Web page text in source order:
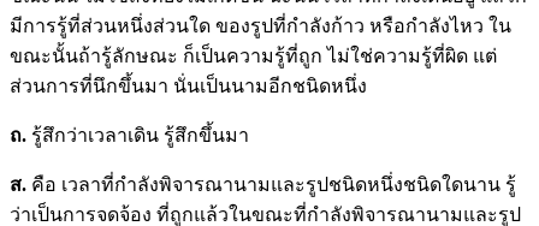
มีการรู้ที่ส่วนหนึ่งส่วนใด ของรูปที่กำลังก้าว หรือกำลังไหว ใน
ขณะนั้นถ้ารู้ลักษณะ ก็เป็นความรู้ที่ถูก ไม่ใช่ความรู้ที่ผิด แต่
ส่วนการที่นึกขึ้นมา นั่นเป็นนามอีกชนิดหนึ่ง
ถ. รู้สึกว่าเวลาเดิน รู้สึกขึ้นมา
ส. คือ เวลาที่กำลังพิจารณานามและรูปชนิดหนึ่งชนิดใดนาน รู้
ว่าเป็นการจดจ้อง ที่ถูกแล้วในขณะที่กำลังพิจารณานามและรูป